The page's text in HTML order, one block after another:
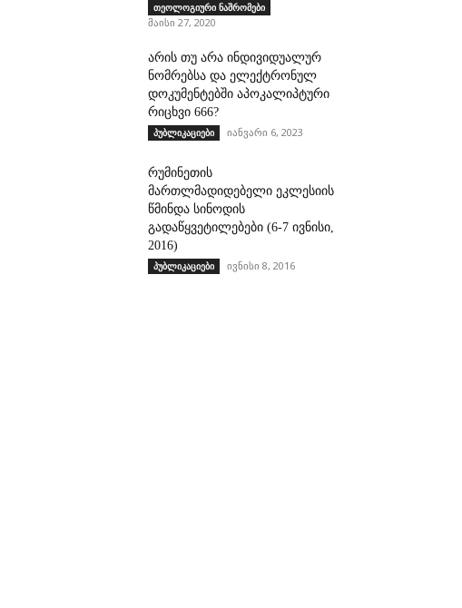
თეოლოგიური ნაშრომები
მაისი 27, 2020
არის თუ არა ინდივიდუალურ
ნომრებსა და ელექტრონულ
დოკუმენტებში აპოკალიპტური
რიცხვი 666?
პუბლიკაციები იანვარი 6, 2023
რუმინეთის
მართლმადიდებელი ეკლესიის
წმინდა სინოდის
გადაწყვეტილებები (6-7 ივნისი,
2016)
პუბლიკაციები ივნისი 8, 2016